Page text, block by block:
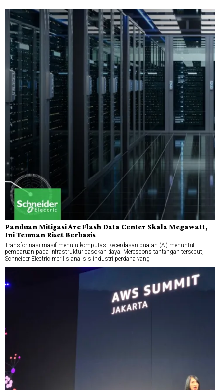
Panduan Mitigasi Arc Flash Data Center Skala Megawatt,
Ini Temuan Riset Berbasis
Transformasi masif menuju komputasi kecerdasan buatan (AI) menuntut
pembaruan pada infrastruktur pasokan daya. Merespons tantangan tersebut,
Schneider Electric merilis analisis industri perdana yang